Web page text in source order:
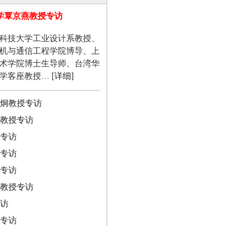
京燕教授专访
技大学工业设计系教授、
与通信工程学院博导、上
学院博士生导师、台湾华
客座教授… [详细]
教授专访
授专访
访
访
访
授专访
访